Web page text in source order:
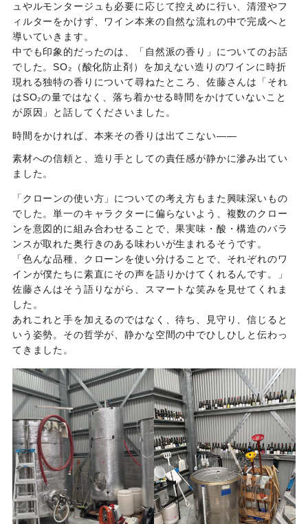
ュやルモンタージュも必要に応じて控えめに行い、清澄やフ
ィルターをかけず、ワイン本来の自然な流れの中で完成へと
導いていきます。
中でも印象的だったのは、「自然派の香り」についてのお話
でした。SO₂（酸化防止剤）を加えない造りのワインに時折
現れる独特の香りについて尋ねたところ、佐藤さんは「それ
はSO₂の量ではなく、落ち着かせる時間をかけていないこと
が原因」と話してくださいました。
時間をかければ、本来その香りは出てこない——
素材への信頼と、造り手としての責任感が静かに滲み出てい
ました。
「クローンの使い方」についての考え方もまた興味深いもの
でした。単一のキャラクターに偏らないよう、複数のクロー
ンを意図的に組み合わせることで、果実味・酸・構造のバラ
ンスが取れた奥行きのある味わいが生まれるそうです。
「色んな品種、クローンを使い分けることで、それぞれのワ
インが僕たちに素直にその声を語りかけてくれるんです。」
佐藤さんはそう語りながら、スマートな笑みを見せてくれま
した。
あれこれと手を加えるのではなく、待ち、見守り、信じると
いう姿勢。その哲学が、静かな空間の中でひしひしと伝わっ
てきました。